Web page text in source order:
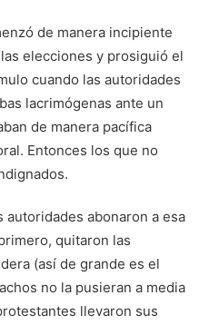
de manera incipiente
elecciones y prosiguió el
cuando las autoridades
lacrimógenas ante un
de manera pacífica
Entonces los que no
abonaron a esa
quitaron las
(así de grande es el
no la pusieran a media
llevaron sus